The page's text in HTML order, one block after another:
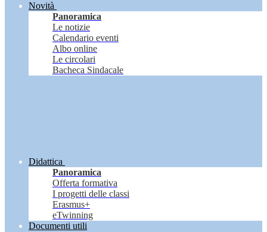
Novità
Panoramica
Le notizie
Calendario eventi
Albo online
Le circolari
Bacheca Sindacale
Didattica
Panoramica
Offerta formativa
I progetti delle classi
Erasmus+
eTwinning
Documenti utili